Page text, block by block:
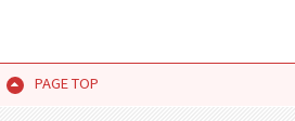
PAGE TOP